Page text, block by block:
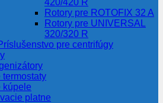
420/420 R
Rotory pre ROTOFIX 32 A
Rotory pre UNIVERSAL
320/320 R
pre centrifúgy
termostaty
kúpele
platne